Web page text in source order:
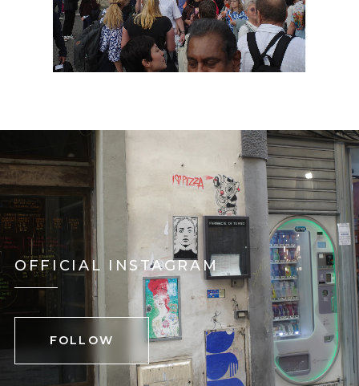
OFFICIAL INSTAGRAM
FOLLOW